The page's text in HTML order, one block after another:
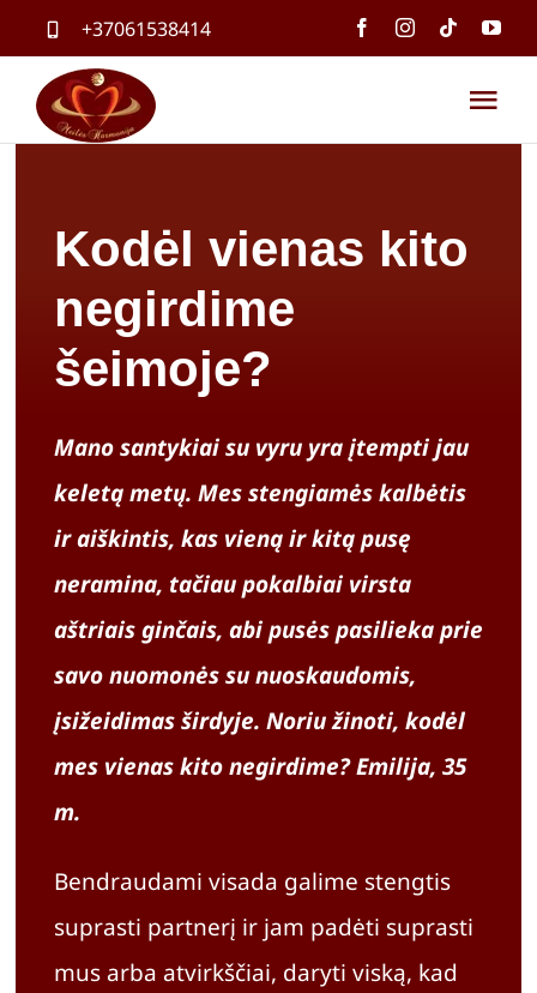
to
content
+37061538414
Kodėl vienas kito
negirdime
šeimoje?
Mano santykiai su vyru yra įtempti jau
keletą metų. Mes stengiamės kalbėtis
ir aiškintis, kas vieną ir kitą pusę
neramina, tačiau pokalbiai virsta
aštriais ginčais, abi pusės pasilieka prie
savo nuomonės su nuoskaudomis,
įsižeidimas širdyje. Noriu žinoti, kodėl
mes vienas kito negirdime? Emilija, 35
m.
Bendraudami visada galime stengtis
suprasti partnerį ir jam padėti suprasti
mus arba atvirkščiai, daryti viską, kad